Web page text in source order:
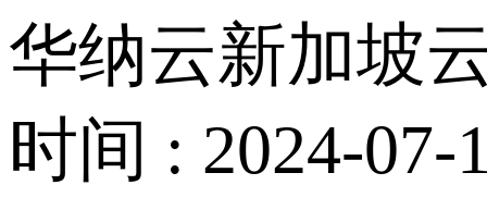
华纳云新加坡
时间 : 2024-07-